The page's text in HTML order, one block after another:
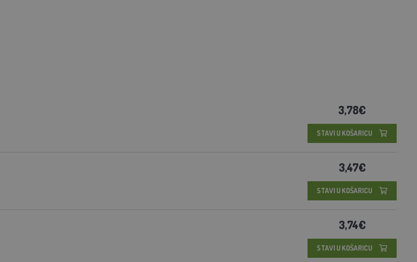
3,78€
STAVI U KOŠARICU
3,47€
STAVI U KOŠARICU
3,74€
STAVI U KOŠARICU